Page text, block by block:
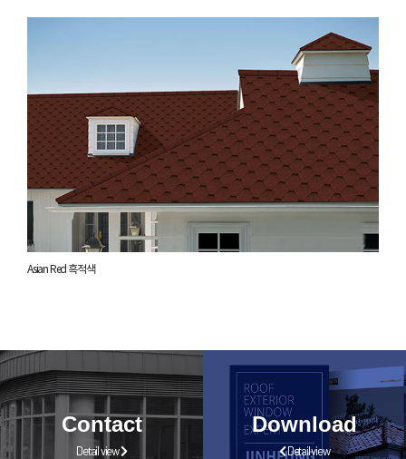
Asian Red 흑적색
Contact
Detail view
Download
Detail view